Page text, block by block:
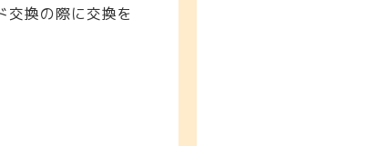
交換の際に交換を